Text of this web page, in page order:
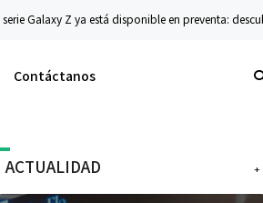
Z ya está disponible en preventa: descubre el
Contáctanos
+
ACTUALIDAD